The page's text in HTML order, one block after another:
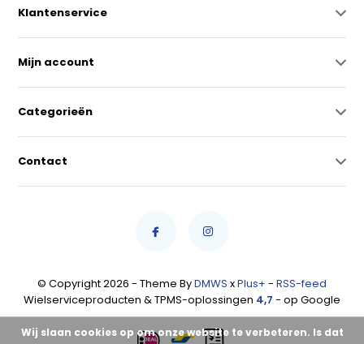
Klantenservice
Mijn account
Categorieën
Contact
© Copyright 2026 - Theme ByDMWS xPlus+ - RSS-feed
Wielserviceproducten & TPMS-oplossingen 4,7 - op Google
Wij slaan cookies op om onze website te verbeteren. Is dat